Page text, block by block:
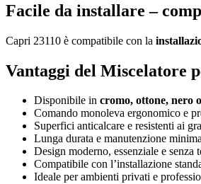
Facile da installare –
Capri 23110 è compatibile con la
Vantaggi del Miscelatore
Disponibile in cromo, ottone, nero
Comando monoleva ergonomico e
Superfici anticalcare e resistenti ai
Lunga durata e manutenzione
Design moderno, essenziale e senza
Compatibile con l’installazione
Ideale per ambienti privati e